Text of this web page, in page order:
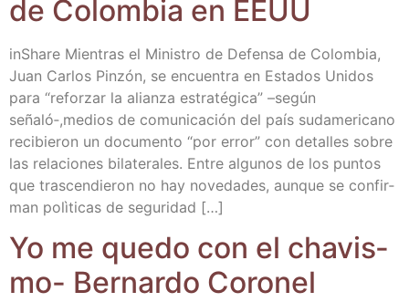
de Colom­bia en EEUU
inSha­re Mien­tras el Minis­tro de Defen­sa de Colom­bia,
Juan Car­los Pin­zón, se encuen­tra en Esta­dos Uni­dos
para “refor­zar la alian­za estra­té­gi­ca” –según
señaló‑,medios de comu­ni­ca­ción del país sud­ame­ri­cano
reci­bie­ron un docu­men­to “por error” con deta­lles sobre
las rela­cio­nes bila­te­ra­les. Entre algu­nos de los pun­tos
que tras­cen­die­ron no hay nove­da­des, aun­que se con­fir­
man polì­ti­cas de seguridad […]
Yo me que­do con el cha­vis­
mo- Ber­nar­do Coronel